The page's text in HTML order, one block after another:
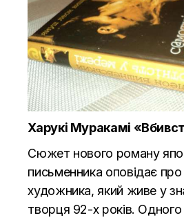
Харукі Муракамі «
Сюжет нового роману
письменника оповідає
художника, який живе у
творця 92-х років.